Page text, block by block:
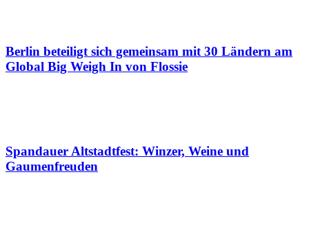
Berlin beteiligt sich gemeinsam mit 30 Ländern am
Global Big Weigh In von Flossie
Spandauer Altstadtfest: Winzer, Weine und
Gaumenfreuden